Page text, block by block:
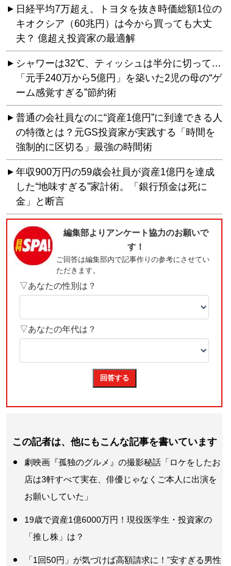
日経平均7万超え。トヨタを抜き時価総額1位の
キオクシア（60兆円）は今から買っても大丈
夫？ 億超え投資家の最適解
シャワーは32℃、ティッシュは半分に切って…
「元手240万から5億円」を築いた2児の母の“ゲ
ーム感覚すぎる”節約術
普通の会社員なのに“資産1億円”に到達できる人
の特徴とは？元GS投資家が実践する「時間を
強制的に区切る」最強の時間術
年収900万円の59歳会社員が資産1億円を達成
した“地味すぎる”家計術。「銀行預金は死に
金」と断言
この記者は、他にもこんな記事を書いています
劇映画『孤独のグルメ』の撮影秘話「ロケをしたお
店は3軒すべて実在、俳優じゃなくご本人に出演を
お願いしていた」
19歳で資産1億6000万円！現役医学生・投資家の
「推し株」は？
「1回50円」が気づけば高額請求に！”安すぎる男性